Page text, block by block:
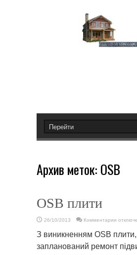
Архив меток: OSB
OSB плити
26/10/2013 Комментарии
плити
З виникненням OSB плити,
запланований ремонт